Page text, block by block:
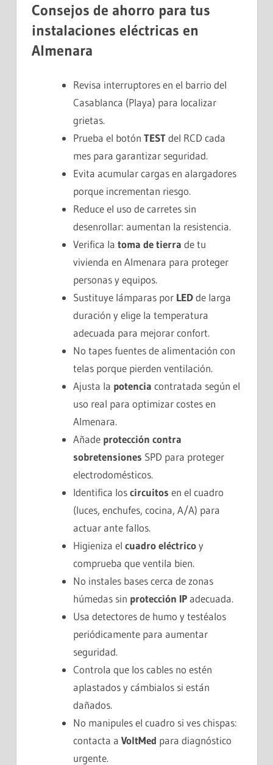
Consejos de ahorro para tus
instalaciones eléctricas en
Almenara
Revisa interruptores en el barrio del
Casablanca (Playa) para localizar
grietas.
Prueba el botón TESTdel RCD cada
mes para garantizar seguridad.
Evita acumular cargas en alargadores
porque incrementan riesgo.
Reduce el uso de carretes sin
desenrollar: aumentan la resistencia.
Verifica la toma de tierra de tu
vivienda en Almenara para proteger
personas y equipos.
Sustituye lámparas por LEDde larga
duración y elige la temperatura
adecuada para mejorar confort.
No tapes fuentes de alimentación con
telas porque pierden ventilación.
Ajusta la potencia contratada según el
uso real para optimizar costes en
Almenara.
Añade protección contra
sobretensiones SPD para proteger
electrodomésticos.
Identifica loscircuitos en el cuadro
(luces, enchufes, cocina, A/A) para
actuar ante fallos.
Higieniza el cuadro eléctricoy
comprueba que ventila bien.
No instales bases cerca de zonas
húmedas sin protección IPadecuada.
Usa detectores de humo y testéalos
periódicamente para aumentar
seguridad.
Controla que los cables no estén
aplastados y cámbialos si están
dañados.
No manipules el cuadro si ves chispas:
contacta a VoltMed para diagnóstico
urgente.